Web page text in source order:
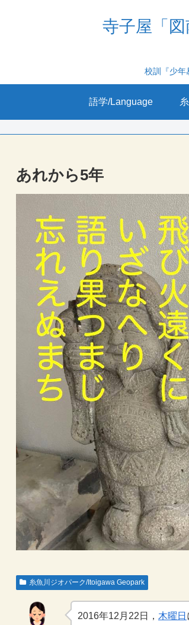
寺子屋「
校訓『少年
語学/Language
あれから5年
糸魚川ジオパーク/Itoigawa Geopark
2016年12月22日， 木曜日